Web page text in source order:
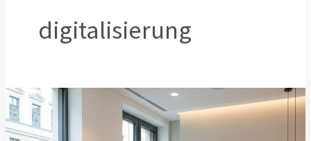
digitalisierung